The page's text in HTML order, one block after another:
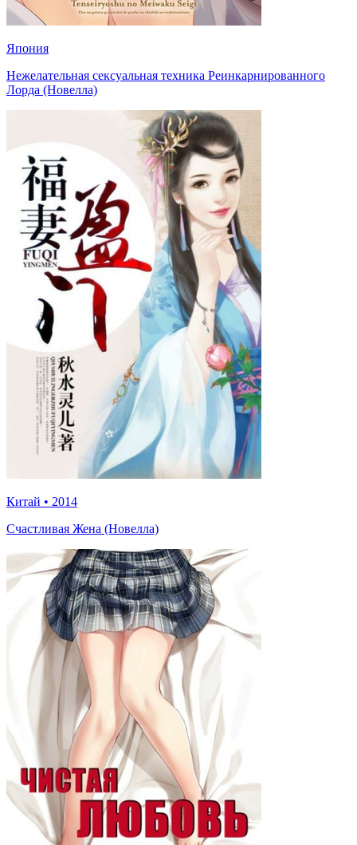
Япония
Нежелательная сексуальная техника Реинкарнированного
Лорда (Новелла)
Китай • 2014
Счастливая Жена (Новелла)